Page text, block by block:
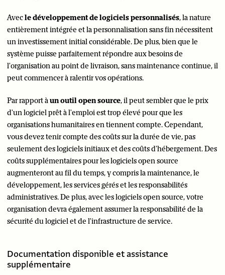
Avecle développement de logiciels personnalisés, la nature
entièrement intégrée et la personnalisation sans fin nécessitent
un investissement initial considérable. De plus, bien que le
système puisse parfaitement répondre aux besoins de
l'organisation au point de livraison, sans maintenance continue, il
peut commencer à ralentir vos opérations.
Par rapport àun outil open source, il peut sembler que le prix
d'un logiciel prêt à l'emploi est trop élevé pour que les
organisations humanitaires en tiennent compte. Cependant,
vous devez tenir compte des coûts sur la durée de vie, pas
seulement des logiciels initiaux et des coûts d'hébergement. Des
coûts supplémentaires pour les logiciels open source
augmenteront au fil du temps, y compris la maintenance, le
développement, les services gérés et les responsabilités
administratives. De plus, avec les logiciels open source, votre
organisation devra également assumer la responsabilité de la
sécurité du logiciel et de l'infrastructure de service.
Documentation disponible et assistance
supplémentaire